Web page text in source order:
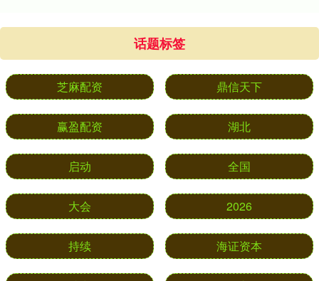
话题标签
芝麻配资 鼎信天下
赢盈配资 湖北
启动 全国
大会 2026
持续 海证资本